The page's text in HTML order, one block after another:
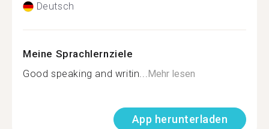
Deutsch
Meine Sprachlernziele
Good speaking and writin...Mehr lesen
App herunterladen